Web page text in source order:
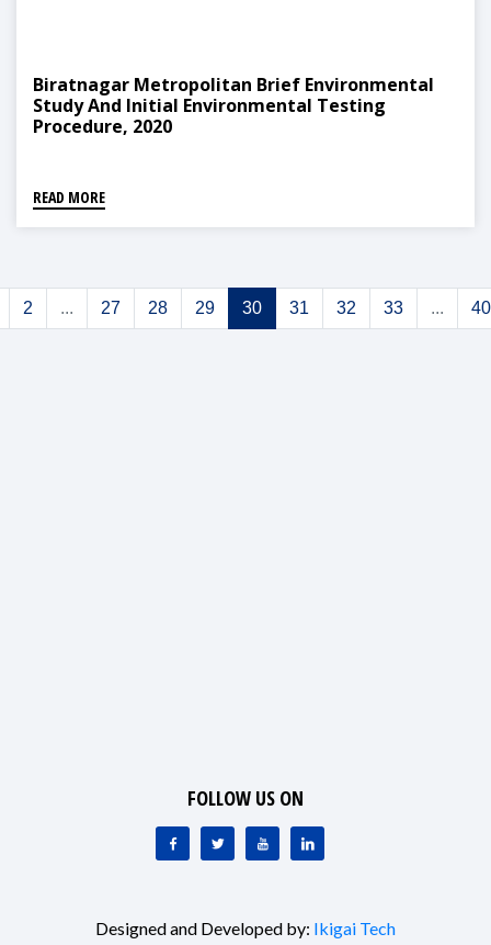
Biratnagar Metropolitan Brief Environmental
Study And Initial Environmental Testing
Procedure, 2020
READ MORE
2 ... 27 28 29 30 31 32 33 ... 40
FOLLOW US ON
Designed and Developed by: Ikigai Tech